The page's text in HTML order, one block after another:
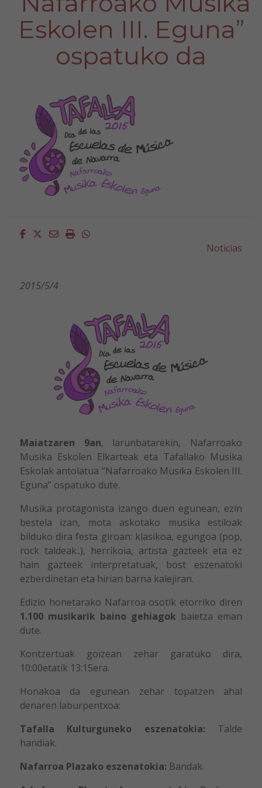
Eskolen III. Eguna”
ospatuko da
Facebook
Twitter
EmailImprimirWhatsapp
Noticias
2015/5/4
Maiatzaren 9an, larunbatarekin, Nafarroako
Musika Eskolen Elkarteak eta Tafallako Musika
Eskolak antolatua “Nafarroako Musika Eskolen III.
Eguna” ospatuko dute.
Musika protagonista izango duen egunean, ezin
bestela izan, mota askotako musika estiloak
bilduko dira festa giroan: klasikoa, egungoa (pop,
rock taldeak..), herrikoia, artista gazteek eta ez
hain gazteek interpretatuak, bost eszenatoki
ezberdinetan eta hirian barna kalejiran.
Edizio honetarako Nafarroa osotik etorriko diren
1.100 musikarik baino gehiagok baietza eman
dute.
Kontzertuak goizean zehar garatuko dira,
10:00etatik 13:15era.
Honakoa da egunean zehar topatzen ahal
denaren laburpentxoa:
Tafalla Kulturguneko eszenatokia: Talde
handiak.
Nafarroa Plazako eszenatokia: Bandak.